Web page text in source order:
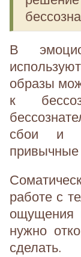
В
образы
к
сбои и
привычные
работе с
ощущения
нужно
сделать.